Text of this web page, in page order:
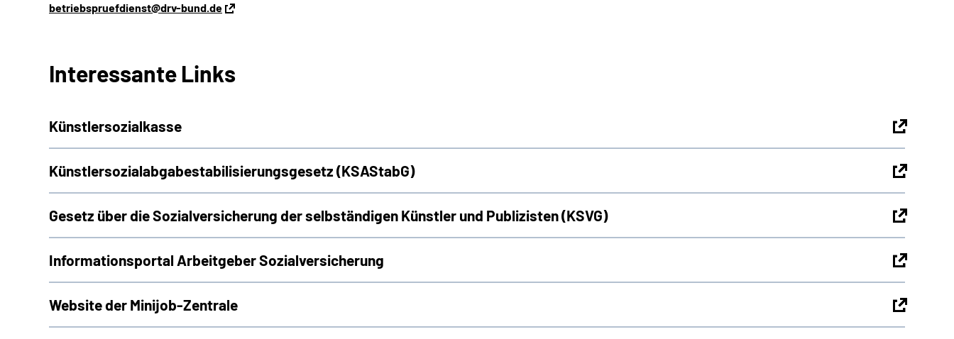
betriebspruefdienst@drv-bund.de
Interessante Links
Künstlersozialkasse
Künstlersozialabgabestabilisierungsgesetz (KSAStabG)
Gesetz über die Sozialversicherung der selbständigen Künstler und Publizisten (KSVG)
Informationsportal Arbeitgeber Sozialversicherung
Website der Minijob-Zentrale